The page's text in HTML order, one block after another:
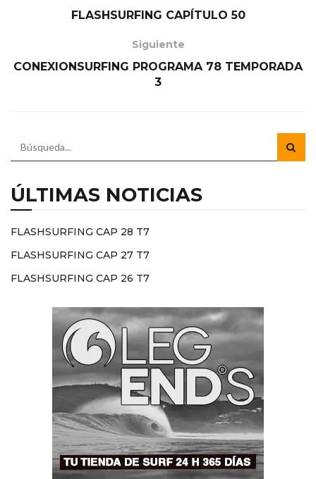
FLASHSURFING CAPÍTULO 50
Siguiente
CONEXIONSURFING PROGRAMA 78 TEMPORADA
3
ÚLTIMAS NOTICIAS
FLASHSURFING CAP 28 T7
FLASHSURFING CAP 27 T7
FLASHSURFING CAP 26 T7